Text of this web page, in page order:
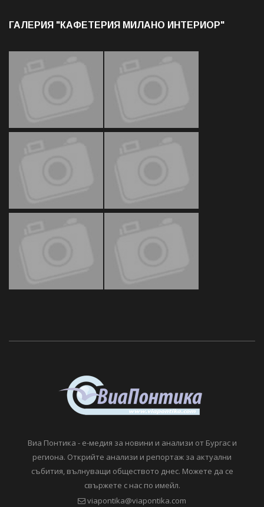
ГАЛЕРИЯ "КАФЕТЕРИЯ МИЛАНО ИНТЕРИОР"
Виа Понтика - е-медия за новини и анализи от Бургас и
региона. Открийте анализи и репортаж за актуални
събития, вълнуващи обществото днес. Можете да се
свържете с нас по имейл.
viapontika@viapontika.com